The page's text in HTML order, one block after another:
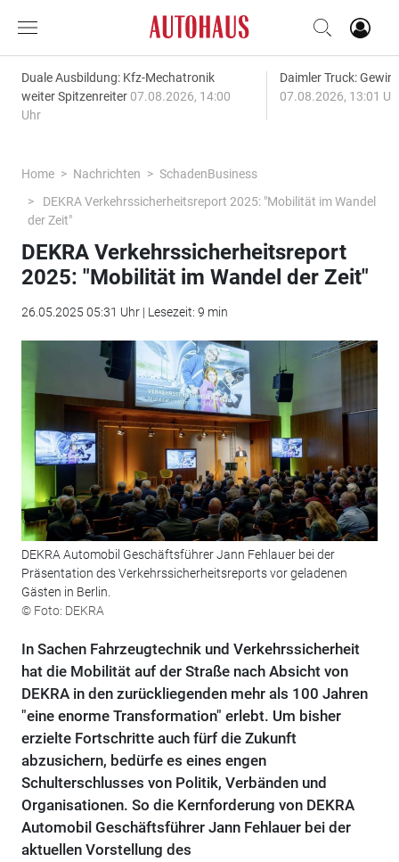
Duale Ausbildung: Kfz-Mechatronik
weiter Spitzenreiter 07.08.2026, 14:00
Uhr
Daimler Truck:
07.08.2026, 13:01
Home Nachrichten
SchadenBusiness
DEKRA Verkehrssicherheitsreport 2025: "Mobilität im Wandel
der Zeit"
DEKRA Verkehrssicherheitsreport
2025: "Mobilität im Wandel der Zeit"
26.05.2025 05:31 Uhr | Lesezeit: 9 min
DEKRA Automobil Geschäftsführer Jann Fehlauer bei der
Präsentation des Verkehrssicherheitsreports vor geladenen
Gästen in Berlin.
© Foto: DEKRA
In Sachen Fahrzeugtechnik und Verkehrssicherheit
hat die Mobilität auf der Straße nach Absicht von
DEKRA in den zurückliegenden mehr als 100 Jahren
"eine enorme Transformation" erlebt. Um bisher
erzielte Fortschritte auch fürf die Zukunft
abzusichern, bedürfe es eines engen
Schulterschlusses von Politik, Verbänden und
Organisationen. So die Kernforderung von DEKRA
Automobil Geschäftsführer Jann Fehlauer bei der
aktuellen Vorstellung des